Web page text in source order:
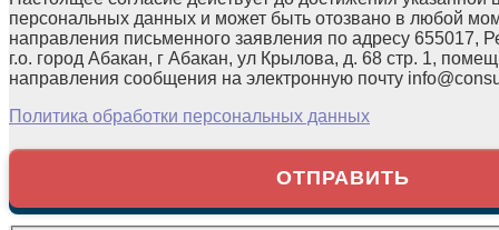
персональных данных и может быть отозвано в любой
направления письменного заявления по адресу 655017,
г.о. город Абакан, г Абакан, ул Крылова, д. 68 стр. 1,
направления сообщения на электронную почту
Политика обработки персональных данных